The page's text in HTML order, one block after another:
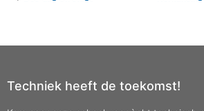
Techniek heeft de toekomst!